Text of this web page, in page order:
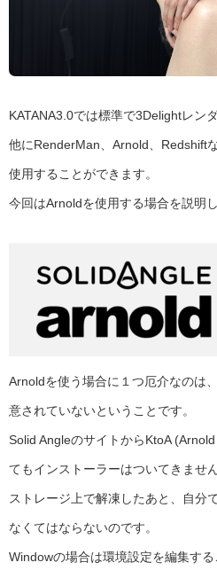
KATANA3.0では標準で3Delightレン
他にRenderMan、Arnold、Redshift
使用することができます。
今回はArnoldを使用する場合を説明
Arnoldを使う場合に１つ厄介なのは
意されていないということです。
Solid AngleのサイトからKtoA
てもインストーラーはついてきません
ストレージ上で解凍したあと、自分
なくてはならないのです。
Windowの場合は環境設定を編集する